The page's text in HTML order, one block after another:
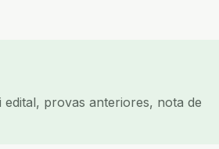
provas anteriores, nota de